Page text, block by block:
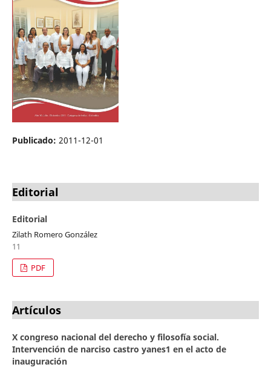
Publicado: 2011-12-01
Editorial
Editorial
Zilath Romero González
11
PDF
Artículos
X congreso nacional del derecho y filosofía social.
Intervención de narciso castro yanes1 en el acto de
inauguración